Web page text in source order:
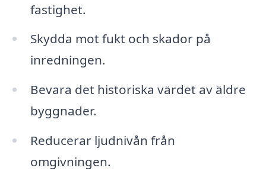
fastighet.
Skydda mot fukt och skador på
inredningen.
Bevara det historiska värdet av äldre
byggnader.
Reducerar ljudnivån från
omgivningen.